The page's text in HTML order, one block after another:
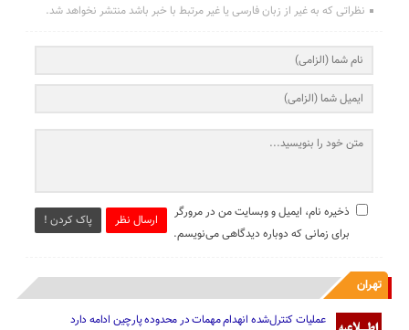
نظراتی که به غیر از زبان فارسی یا غیر مرتبط با خبر باشد منتشر نخواهد شد.
ارسال نظر پاک کردن !
ذخیره نام، ایمیل و وبسایت من در مرورگر
برای زمانی که دوباره دیدگاهی می‌نویسم.
تهران
عملیات کنترل‌شده انهدام مهمات در محدوده پارچین ادامه دارد